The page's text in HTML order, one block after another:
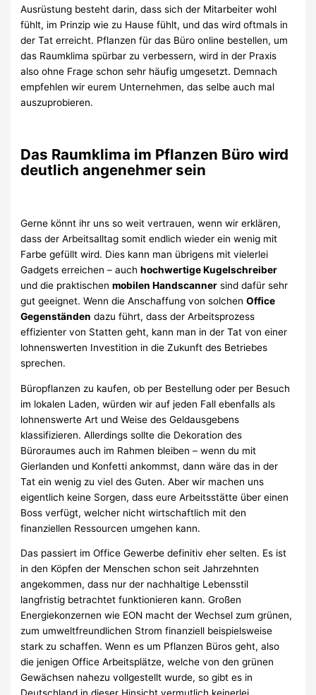
Ausrüstung besteht darin, dass sich der Mitarbeiter wohl
fühlt, im Prinzip wie zu Hause fühlt, und das wird oftmals in
der Tat erreicht. Pflanzen für das Büro online bestellen, um
das Raumklima spürbar zu verbessern, wird in der Praxis
also ohne Frage schon sehr häufig umgesetzt. Demnach
empfehlen wir eurem Unternehmen, das selbe auch mal
auszuprobieren.
Das Raumklima im Pflanzen Büro wird
deutlich angenehmer sein
Gerne könnt ihr uns so weit vertrauen, wenn wir erklären,
dass der Arbeitsalltag somit endlich wieder ein wenig mit
Farbe gefüllt wird. Dies kann man übrigens mit vielerlei
Gadgets erreichen – auchhochwertige Kugelschreiber
und die praktischenmobilen Handscanner sind dafür sehr
gut geeignet. Wenn die Anschaffung von solchenOffice
Gegenständen dazu führt, dass der Arbeitsprozess
effizienter von Statten geht, kann man in der Tat von einer
lohnenswerten Investition in die Zukunft des Betriebes
sprechen.
Büropflanzen zu kaufen, ob per Bestellung oder per Besuch
im lokalen Laden, würden wir auf jeden Fall ebenfalls als
lohnenswerte Art und Weise des Geldausgebens
klassifizieren. Allerdings sollte die Dekoration des
Büroraumes auch im Rahmen bleiben – wenn du mit
Gierlanden und Konfetti ankommst, dann wäre das in der
Tat ein wenig zu viel des Guten. Aber wir machen uns
eigentlich keine Sorgen, dass eure Arbeitsstätte über einen
Boss verfügt, welcher nicht wirtschaftlich mit den
finanziellen Ressourcen umgehen kann.
Das passiert im Office Gewerbe definitiv eher selten. Es ist
in den Köpfen der Menschen schon seit Jahrzehnten
angekommen, dass nur der nachhaltige Lebensstil
langfristig betrachtet funktionieren kann. Großen
Energiekonzernen wie EON macht der Wechsel zum grünen,
zum umweltfreundlichen Strom finanziell beispielsweise
stark zu schaffen. Wenn es um Pflanzen Büros geht, also
die jenigen Office Arbeitsplätze, welche von den grünen
Gewächsen nahezu vollgestellt wurde, so gibt es in